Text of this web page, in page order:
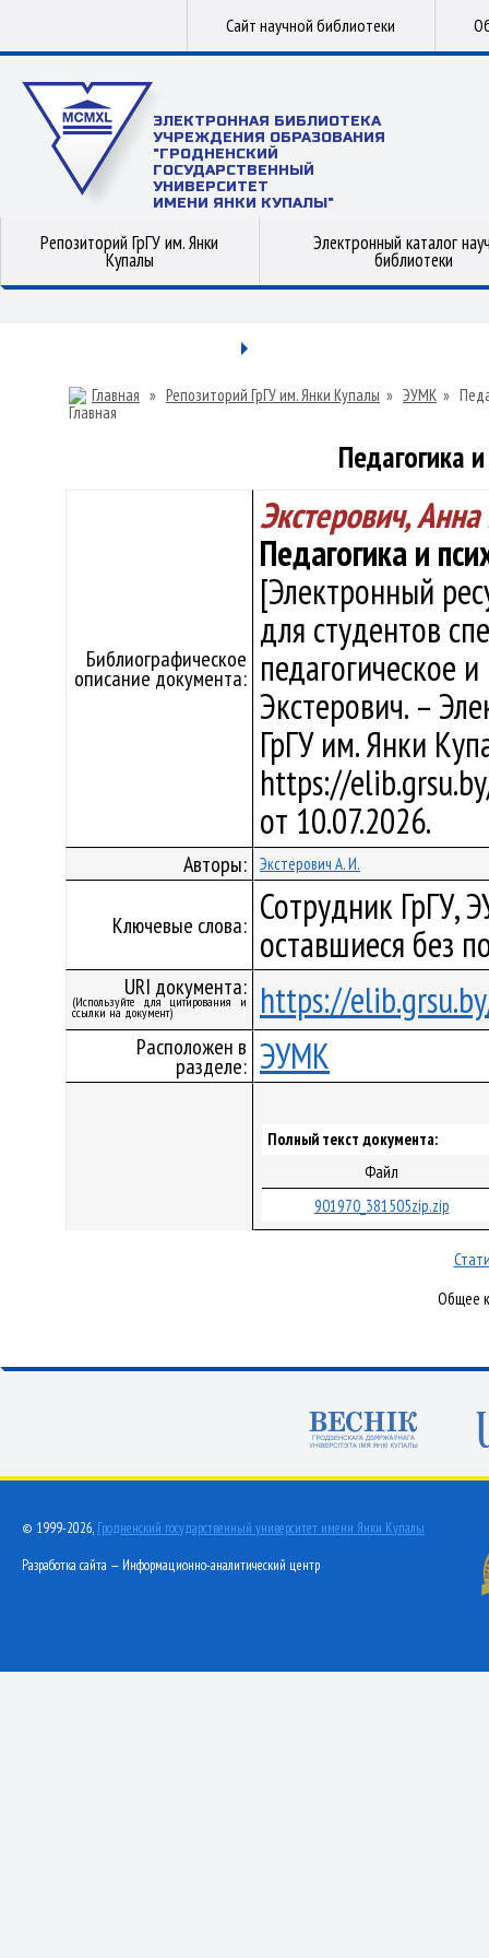
Сайт научной библиотеки
ЭЛЕКТРОННАЯ БИБЛИОТЕКА
УЧРЕЖДЕНИЯ ОБРАЗОВАНИЯ
"ГРОДНЕНСКИЙ
ГОСУДАРСТВЕННЫЙ
УНИВЕРСИТЕТ
ИМЕНИ ЯНКИ КУПАЛЫ"
Репозиторий ГрГУ им. Янки
Купалы
Электронный каталог
библиотеки
Главная » Репозиторий ГрГУ им. Янки Купалы » ЭУМК »
Педагогика
Библиографическое
описание документа:
Экстерович,
Педагогика и
[Электронный
для студентов
педагогическое
Экстерович. –
ГрГУ им. Янки
https://
от 10.07.2026.
Авторы: Экстерович А. И.
Ключевые слова: Сотрудник ГрГУ,
оставшиеся без
URI документа:
(Используйте для цитирования и
ссылки на документ) https://
Расположен в
разделе: ЭУМК
Полный текст документа:
Файл
901970_381505zip.zip
Общее
© 1999-2026, Гродненский государственный университет имени Янки Купалы
Разработка сайта — Информационно-аналитический центр